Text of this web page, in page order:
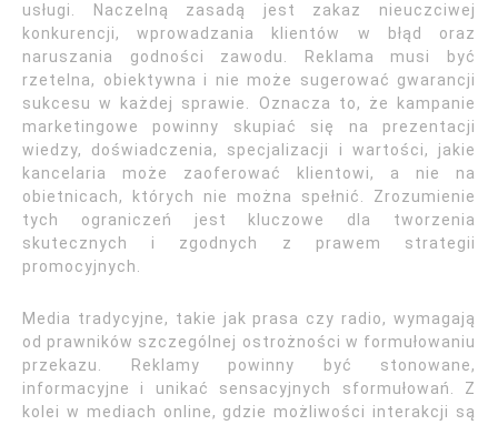
usługi. Naczelną zasadą jest zakaz nieuczciwej
konkurencji, wprowadzania klientów w błąd oraz
naruszania godności zawodu. Reklama musi być
rzetelna, obiektywna i nie może sugerować gwarancji
sukcesu w każdej sprawie. Oznacza to, że kampanie
marketingowe powinny skupiać się na prezentacji
wiedzy, doświadczenia, specjalizacji i wartości, jakie
kancelaria może zaoferować klientowi, a nie na
obietnicach, których nie można spełnić. Zrozumienie
tych ograniczeń jest kluczowe dla tworzenia
skutecznych i zgodnych z prawem strategii
promocyjnych.
Media tradycyjne, takie jak prasa czy radio, wymagają
od prawników szczególnej ostrożności w formułowaniu
przekazu. Reklamy powinny być stonowane,
informacyjne i unikać sensacyjnych sformułowań. Z
kolei w mediach online, gdzie możliwości interakcji są